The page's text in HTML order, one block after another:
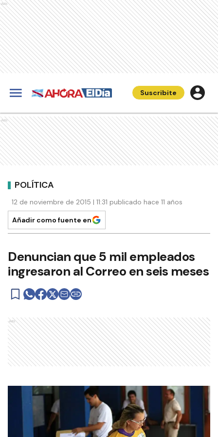
Ads
Suscribite
Ads
POLÍTICA
12 de noviembre de 2015 | 11:31 publicado hace 11 años
Añadir como fuente en
Denuncian que 5 mil empleados
ingresaron al Correo en seis meses
Ads